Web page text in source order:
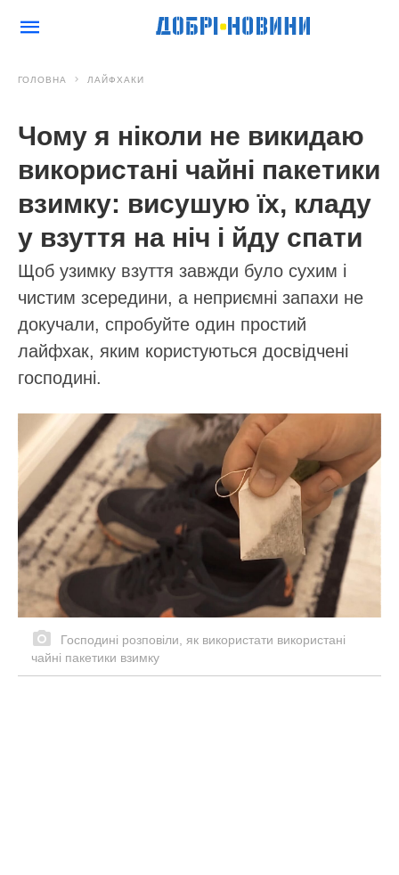
ГОЛОВНА ЛАЙФХАКИ
Чому я ніколи не викидаю
використані чайні пакетики
взимку: висушую їх, кладу
у взуття на ніч і йду спати
Щоб узимку взуття завжди було сухим і
чистим зсередини, а неприємні запахи не
докучали, спробуйте один простий
лайфхак, яким користуються досвідчені
господині.
Господині розповіли, як використати використані
чайні пакетики взимку